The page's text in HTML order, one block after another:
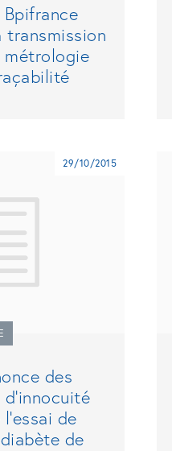
transmission
métrologie
29/10/2015
des
de
de